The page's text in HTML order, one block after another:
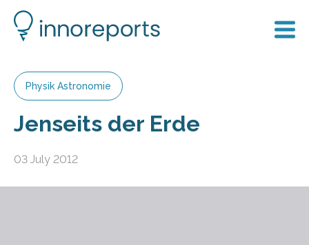
Physik Astronomie
Jenseits der Erde
03 July 2012